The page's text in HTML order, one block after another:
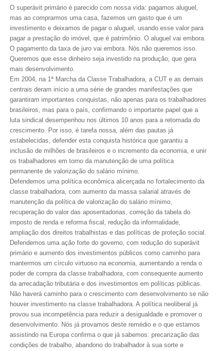
O superávit primário é parecido com nossa vida: pagamos aluguel,
mas ao comprarmos uma casa, fazemos um gasto que é um
investimento e deixamos de pagar o aluguel, usando esse valor para
pagar a prestação do imóvel, que é patrimônio. O aluguel vai embora.
O pagamento da taxa de juro vai embora. Nós não queremos isso.
Queremos que esse dinheiro seja investido na produção, que gera
mais desenvolvimento.
Em 2004, na 1ª Marcha da Classe Trabalhadora, a CUT e as demais
centrais deram início a uma série de grandes manifestações que
garantiram importantes conquistas, não apenas para os trabalhadores
brasileiros, mas para o país, confirmando o importante papel que a
luta sindical desempenhou nos últimos 10 anos para a retomada do
crescimento. Por isso, é tarefa nossa, além das pautas já
estabelecidas, defender esta conquista histórica que garantiu a
inclusão de milhões de brasileiros e o incremento da economia, e unir
os trabalhadores em torno da manutenção de uma política
permanente de valorização do salário mínimo.
Defendemos uma política econômica alicerçada no fortalecimento da
classe trabalhadora, com aumento da massa salarial através de
manutenção da política de valorização do salário mínimo,
recuperação do valor das aposentadorias, correção da tabela do
imposto de renda e reforma fiscal, redução da informalidade,
ampliação dos direitos trabalhistas e das políticas de proteção social.
Defendemos uma ação forte do governo, com redução do superávit
primário e aumento dos investimentos públicos como caminho para
mantermos um círculo virtuoso na economia, aumentando a renda o
poder de compra da classe trabalhadora, com consequente aumento
da arrecadação tributária e dos investimentos em políticas públicas.
Não haverá caminho para o crescimento com desenvolvimento se não
houver investimento na classe trabalhadora. A política neoliberal já
provou sua incompetência para reduzir a desigualdade e promover o
desenvolvimento. Nós já provamos deste remédio e o que estamos
assistindo na Europa confirma o que já sabemos: precarização das
condições de trabalho, abandono do trabalhador à sua sorte e